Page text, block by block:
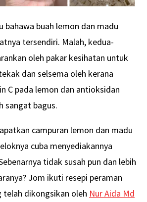
bahawa buah lemon dan madu
tersendiri. Malah, kedua-
oleh pakar kesihatan untuk
dan selsema oleh kerana
C pada lemon dan antioksidan
sangat bagus.
campuran lemon dan madu
cuba menyediakannya
tidak susah pun dan lebih
Jom ikuti resepi peraman
telah dikongsikan oleh Nur Aida Md